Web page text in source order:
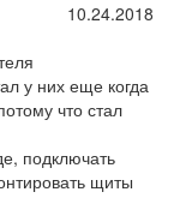
10.24.2018
у них еще когда
что стал
подключать
щиты